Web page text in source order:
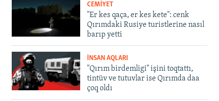
CEMİYET
"Er kes qaça, er kes kete": cenk
Qırımdaki Rusiye turistlerine nasıl
barıp yetti
İNSAN AQLARI
"Qırım birdemligi" işini toqtattı,
tintüv ve tutuvlar ise Qırımda daa
çoq oldı